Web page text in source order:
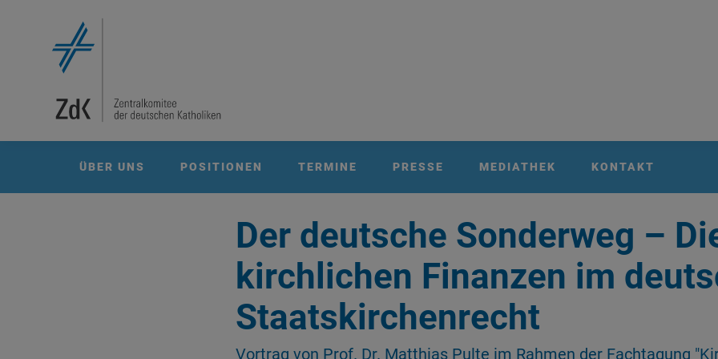
ÜBER UNS POSITIONEN TERMINE PRESSE MEDIATHEK KONTAKT
Der deutsche Sonderweg –
kirchlichen Finanzen im
Staatskirchenrecht
Vortrag von Prof. Dr. Matthias Pulte im Rahmen der Fachtagung